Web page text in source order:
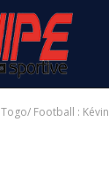
Togo/ Football : Kévin Denkey «